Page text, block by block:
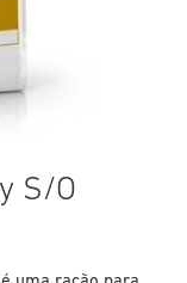
S/O